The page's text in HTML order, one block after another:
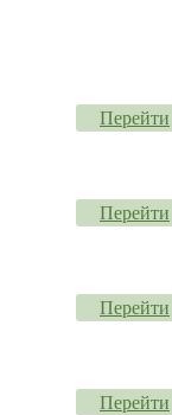
Перейти
Перейти
Перейти
Перейти